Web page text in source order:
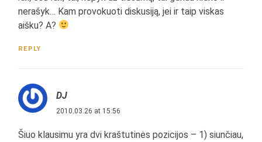
nerašyk… Kam provokuoti diskusiją, jei ir taip viskas
aišku? A?
REPLY
DJ
2010.03.26 at 15:56
Šiuo klausimu yra dvi kraštutinės pozicijos – 1) siunčiau,